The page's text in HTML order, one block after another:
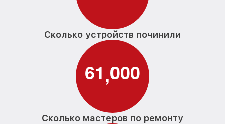
Сколько устройств починили
61,000
Сколько мастеров по ремонту